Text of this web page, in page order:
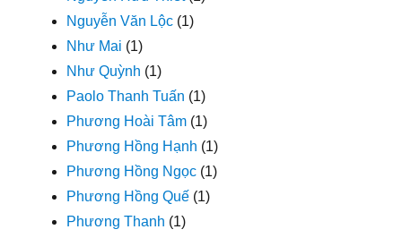
Nguyễn Văn Lộc (1)
Như Mai (1)
Như Quỳnh (1)
Paolo Thanh Tuấn (1)
Phương Hoài Tâm (1)
Phương Hồng Hạnh (1)
Phương Hồng Ngọc (1)
Phương Hồng Quế (1)
Phương Thanh (1)